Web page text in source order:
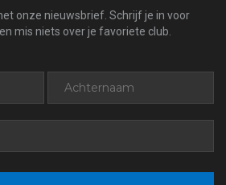
onze nieuwsbrief. Schrijf je in voor
mis niets over je favoriete club.